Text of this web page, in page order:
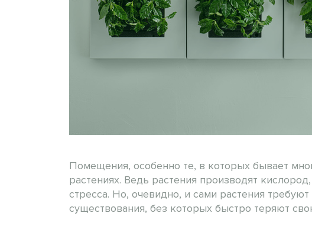
Помещения, особенно те, в которых бывает
растениях. Ведь растения производят
стресса. Но, очевидно, и сами растения
существования, без которых быстро теряют